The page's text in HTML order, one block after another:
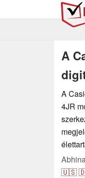
A
A
4JR
🇺🇸